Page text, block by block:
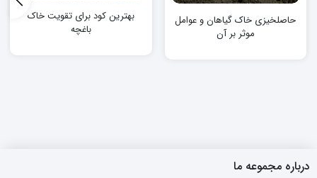
حاصلخیزی خاک گیاهان و عوامل
موثر بر آن
بهترین کود برای تقویت خاک
باغچه
درباره مجموعه ما